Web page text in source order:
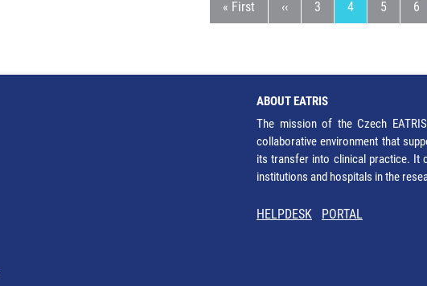
First page
« First Previous page
‹‹ Page
3 Current page
4 Page
5 6
ABOUT EATRIS
The mission of the Czech
collaborative environment that
its transfer into clinical practice. It
institutions and hospitals in the
HELPDESK PORTAL